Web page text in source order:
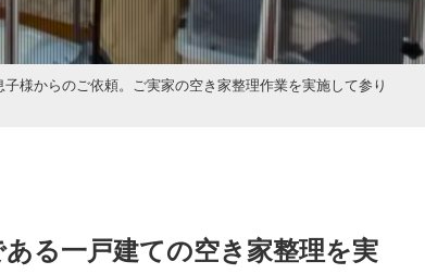
様からのご依頼。ご実家の空き家整理作業を実施して参り
る一戸建ての空き家整理を実